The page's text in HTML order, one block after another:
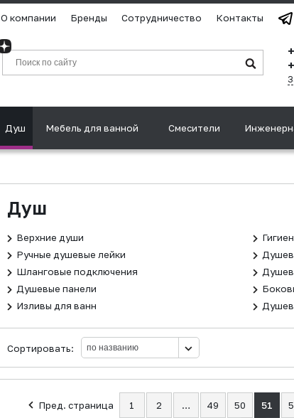
О компании Бренды Сотрудничество Контакты
Душ Мебель для ванной Смесители
Душ
Верхние души
Ручные душевые лейки
Шланговые подключения
Душевые панели
Изливы для ванн
Сортировать:
Пред. страница 1 2 … 49 50 51